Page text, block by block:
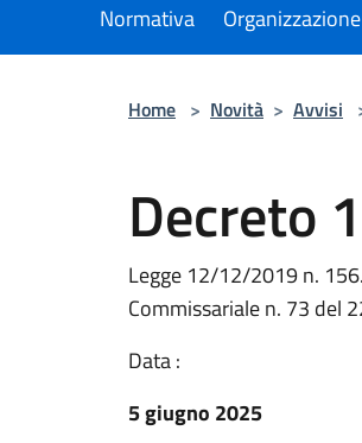
Normativa Organizzazione
Home > Novità > Avvisi
Decreto
Legge 12/12/2019 n.
Commissariale n. 73 del
Data :
5 giugno 2025